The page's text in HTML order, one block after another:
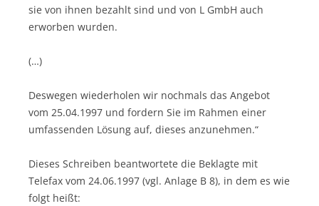
sie von ihnen bezahlt sind und von L GmbH auch
erworben wurden.
(…)
Deswegen wiederholen wir nochmals das Angebot
vom 25.04.1997 und fordern Sie im Rahmen einer
umfassenden Lösung auf, dieses anzunehmen.“
Dieses Schreiben beantwortete die Beklagte mit
Telefax vom 24.06.1997 (vgl. Anlage B 8), in dem es wie
folgt heißt: